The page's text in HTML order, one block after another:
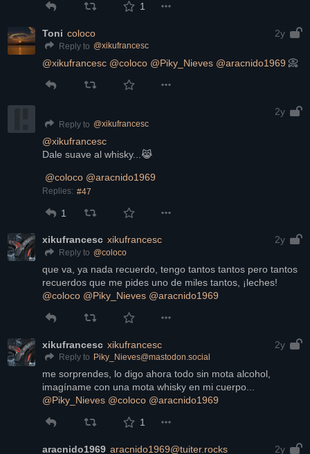
1
Toni coloco 2y
Reply to @xikufrancesc
@xikufrancesc @coloco @Piky_Nieves @aracnido1969 📀
2y
Reply to @xikufrancesc
@xikufrancesc
Dale suave al whisky...😹
@coloco @aracnido1969
Replies: #47
1
xikufrancesc xikufrancesc 2y
Reply to @coloco
que va, ya nada recuerdo, tengo tantos tantos pero tantos
recuerdos que me pides uno de miles tantos, ¡leches!
@coloco @Piky_Nieves @aracnido1969
xikufrancesc xikufrancesc 2y
Reply to Piky_Nieves@mastodon.social
me sorprendes, lo digo ahora todo sin mota alcohol,
imagíname con una mota whisky en mi cuerpo...
@Piky_Nieves @coloco @aracnido1969
1
aracnido1969 aracnido1969@tuiter.rocks 2y